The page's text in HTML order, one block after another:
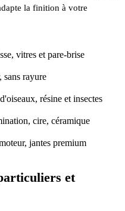
la finition à votre
vitres et pare-brise
sans rayure
résine et insectes
cire, céramique
jantes premium
et